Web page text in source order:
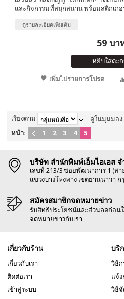
และกิจกรรมที่สนุกสนาน พร้อมสติกเกอ
ดูรายละเอียดเพิ่มเติม
59 บา
หยิบใส่ตะก
เพิ่มไปรายการโปรด
เรียงตาม
ดูในมุมมอง:
หน้า:
1 2 3 4 5
บริษัท สำนักพิมพ์เอ็มไอเอส จ
เลขที่ 213/3 ซอยพัฒนาการ 1 (สา
แขวงบางโพงพาง เขตยานนาวา ก
สมัครสมาชิกจดหมายข่าว
รับสิทธิประโยชน์และส่วนลดก่อน
จดหมายข่าวกับเรา
เกี่ยวกับร้าน
เกี่ยวกับเรา
ติดต่อเรา
เข้าสู่ระบบ
บริ
วิธีก
แจ้ง
วิธี